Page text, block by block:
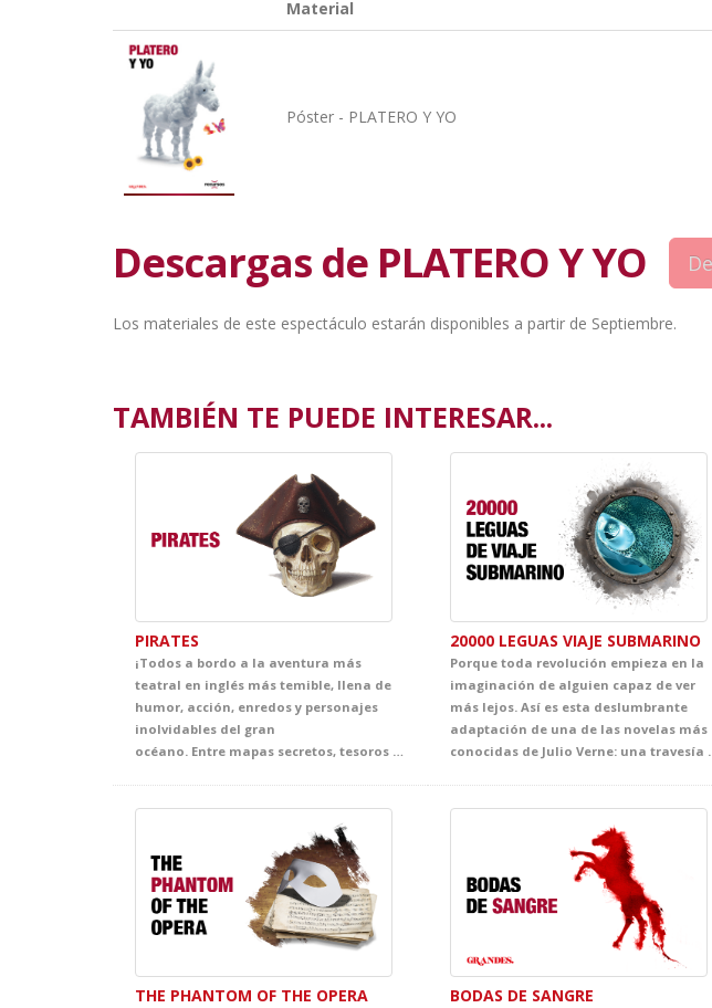
Material
Póster - PLATERO Y YO
Descargas de PLATERO Y YO
Los materiales de este espectáculo estarán disponibles a partir de Septiembre.
TAMBIÉN TE PUEDE INTERESAR...
PIRATES
¡Todos a bordo a la aventura más
teatral en inglés más temible, llena de
humor, acción, enredos y personajes
inolvidables del gran
océano. Entre mapas secretos, tesoros escondidos, capitanes extravagantes y marineros nada convencionales, el alumnado se sumergirá en un espectáculo trepidante, muy visual y cargado de situaciones divertidas. Una propuesta escénica pensada para mantener la atención de principio a fin y convertir el inglés en una auténtica aventura.
20000 LEGUAS VIAJE SUBMARINO
Porque toda revolución empieza en la
imaginación de alguien capaz de ver
más lejos. Así es esta deslumbrante
adaptación de una de las novelas más
THE PHANTOM OF THE OPERA BODAS DE SANGRE